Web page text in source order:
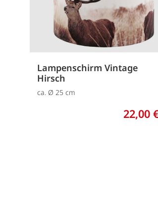
Lampenschirm Vintage
Hirsch
ca. Ø 25 cm
22,00